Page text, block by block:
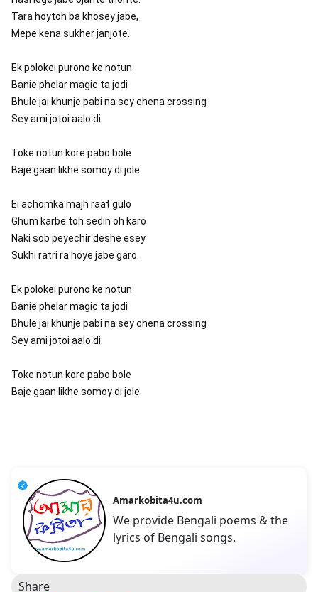
Tara hoytoh ba khosey jabe,
Mepe kena sukher janjote.
Ek polokei purono ke notun
Banie phelar magic ta jodi
Bhule jai khunje pabi na sey chena crossing
Sey ami jotoi aalo di.
Toke notun kore pabo bole
Baje gaan likhe somoy di jole
Ei achomka majh raat gulo
Ghum karbe toh sedin oh karo
Naki sob peyechir deshe esey
Sukhi ratri ra hoye jabe garo.
Ek polokei purono ke notun
Banie phelar magic ta jodi
Bhule jai khunje pabi na sey chena crossing
Sey ami jotoi aalo di.
Toke notun kore pabo bole
Baje gaan likhe somoy di jole.
Amarkobita4u.com
We provide Bengali poems & the
lyrics of Bengali songs.
Share